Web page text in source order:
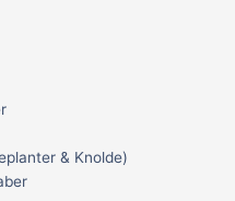
& Knolde)